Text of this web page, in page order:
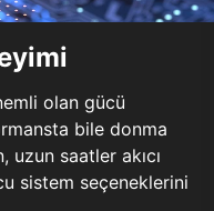
olan gücü
bile donma
uzun saatler akıcı
sistem seçeneklerini